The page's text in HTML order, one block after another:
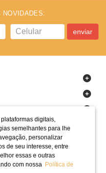
digitais,
semelhantes para lhe
personalizar
de seu interesse, entre
essas e outras
com nossa Política de
NOVIDADES:
enviar